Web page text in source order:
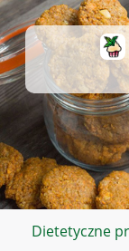
Dietetyczne